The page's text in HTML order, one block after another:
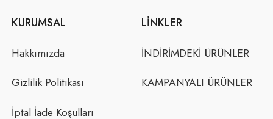
KURUMSAL
Hakkımızda
Gizlilik Politikası
İptal İade Koşulları
LINKLER
İNDİRİMDEKİ ÜRÜNLER
KAMPANYALI ÜRÜNLER